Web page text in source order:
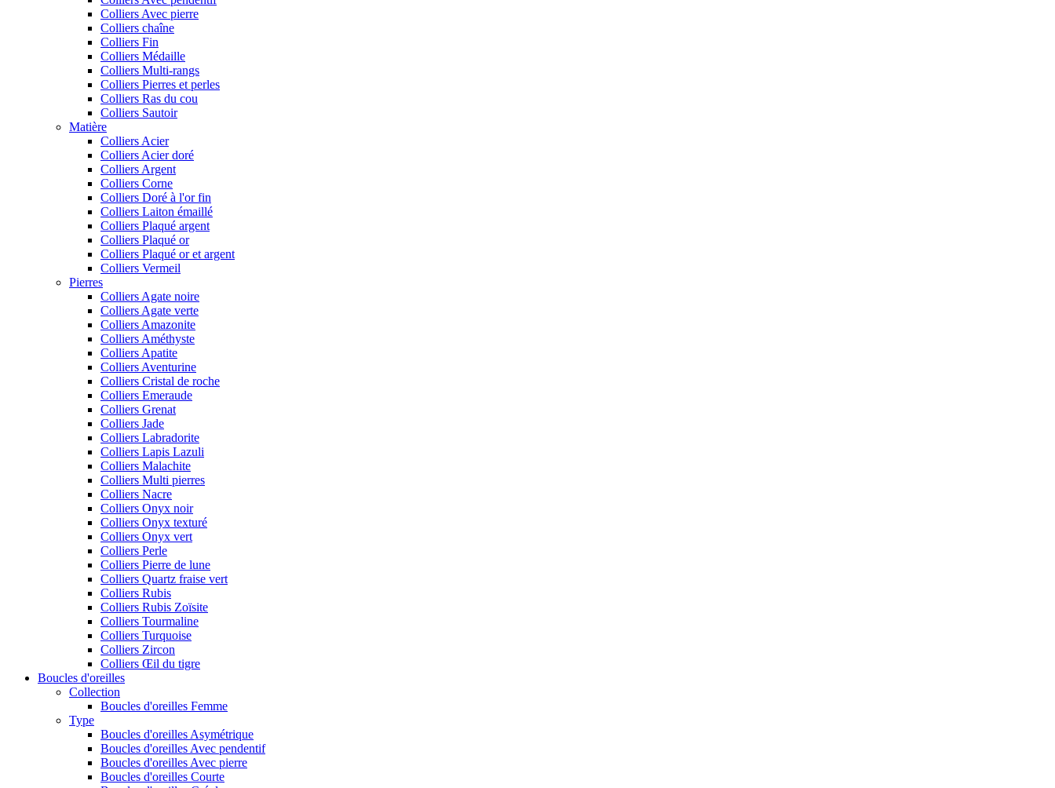
Colliers Avec pierre
Colliers chaîne
Colliers Fin
Colliers Médaille
Colliers Multi-rangs
Colliers Pierres et perles
Colliers Ras du cou
Colliers Sautoir
Matière
Colliers Acier
Colliers Acier doré
Colliers Argent
Colliers Corne
Colliers Doré à l'or fin
Colliers Laiton émaillé
Colliers Plaqué argent
Colliers Plaqué or
Colliers Plaqué or et argent
Colliers Vermeil
Pierres
Colliers Agate noire
Colliers Agate verte
Colliers Amazonite
Colliers Améthyste
Colliers Apatite
Colliers Aventurine
Colliers Cristal de roche
Colliers Emeraude
Colliers Grenat
Colliers Jade
Colliers Labradorite
Colliers Lapis Lazuli
Colliers Malachite
Colliers Multi pierres
Colliers Nacre
Colliers Onyx noir
Colliers Onyx texturé
Colliers Onyx vert
Colliers Perle
Colliers Pierre de lune
Colliers Quartz fraise vert
Colliers Rubis
Colliers Rubis Zoïsite
Colliers Tourmaline
Colliers Turquoise
Colliers Zircon
Colliers Œil du tigre
Boucles d'oreilles
Collection
Boucles d'oreilles Femme
Type
Boucles d'oreilles Asymétrique
Boucles d'oreilles Avec pendentif
Boucles d'oreilles Avec pierre
Boucles d'oreilles Courte